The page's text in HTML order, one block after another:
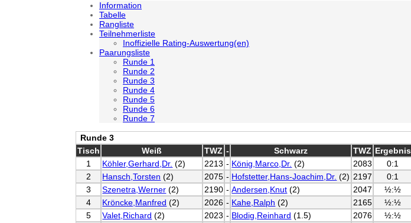
Information
Tabelle
Rangliste
Teilnehmerliste
Inoffizielle Rating-Auswertung(en)
Paarungsliste
Runde 1
Runde 2
Runde 3
Runde 4
Runde 5
Runde 6
Runde 7
Runde 3
Tisch
Weiß TWZ - Schwarz TWZ Ergebnis
1
Köhler,Gerhard,Dr. (2) 2213 - König,Marco,Dr. (2) 2083
0:1
2
Hansch,Torsten (2) 2075 - Hofstetter,Hans-Joachim,Dr. (2) 2197
0:1
3
Szenetra,Werner (2) 2190 - Andersen,Knut (2) 2047
½:½
4
Kröncke,Manfred (2) 2026 - Kahe,Ralph (2) 2165
½:½
5
Valet,Richard (2) 2023 - Blodig,Reinhard (1.5) 2076
½:½